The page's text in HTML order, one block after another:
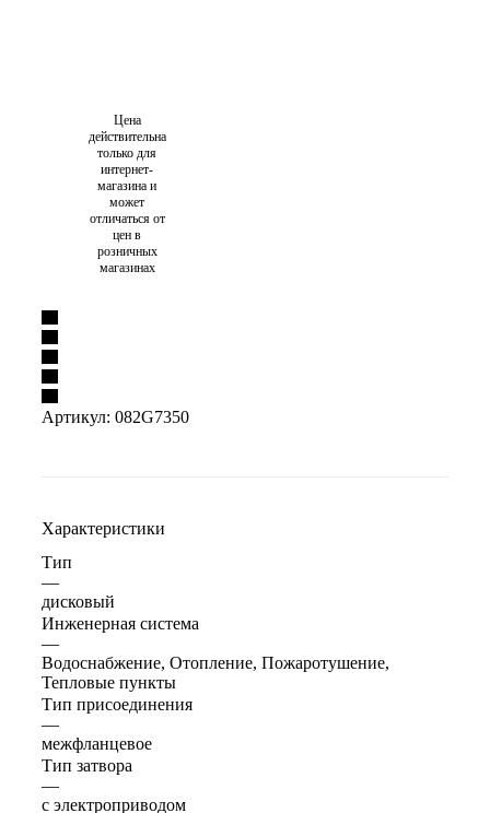
Цена
действительна
только для
интернет-
магазина и
может
отличаться от
цен в
розничных
магазинах
Артикул: 082G7350
Характеристики
Тип
—
дисковый
Инженерная система
—
Водоснабжение, Отопление, Пожаротушение,
Тепловые пункты
Тип присоединения
—
межфланцевое
Тип затвора
—
с электроприводом